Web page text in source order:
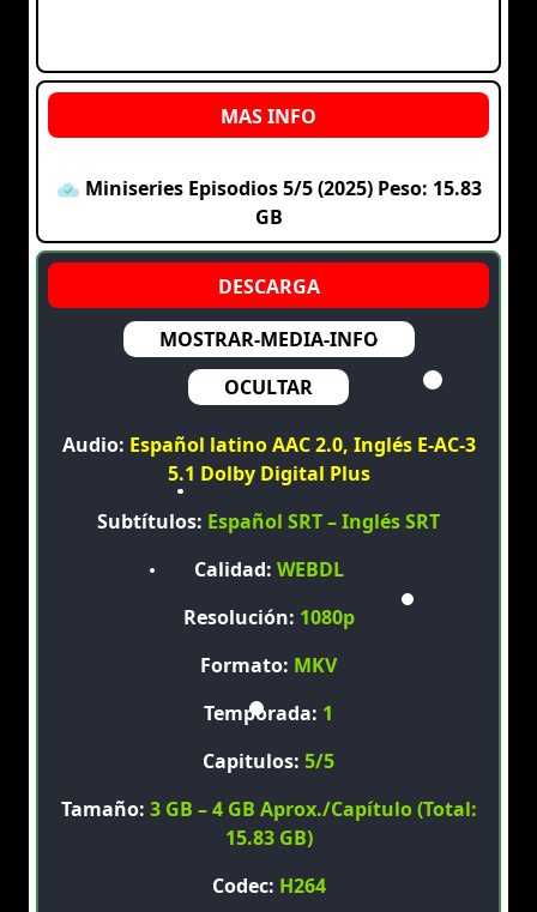
Miniseries Episodios 5/5 (2025) Peso: 15.83
GB
MOSTRAR-MEDIA-INFO
OCULTAR
Audio: Español latino AAC 2.0, Inglés E-AC-3
5.1 Dolby Digital Plus
Subtítulos: Español SRT – Inglés SRT
Calidad: WEBDL
Resolución: 1080p
Formato: MKV
Temporada: 1
Capitulos: 5/5
Tamaño: 3 GB – 4 GB Aprox./Capítulo (Total:
15.83 GB)
Codec: H264